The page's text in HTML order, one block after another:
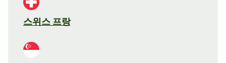
스위스 프랑